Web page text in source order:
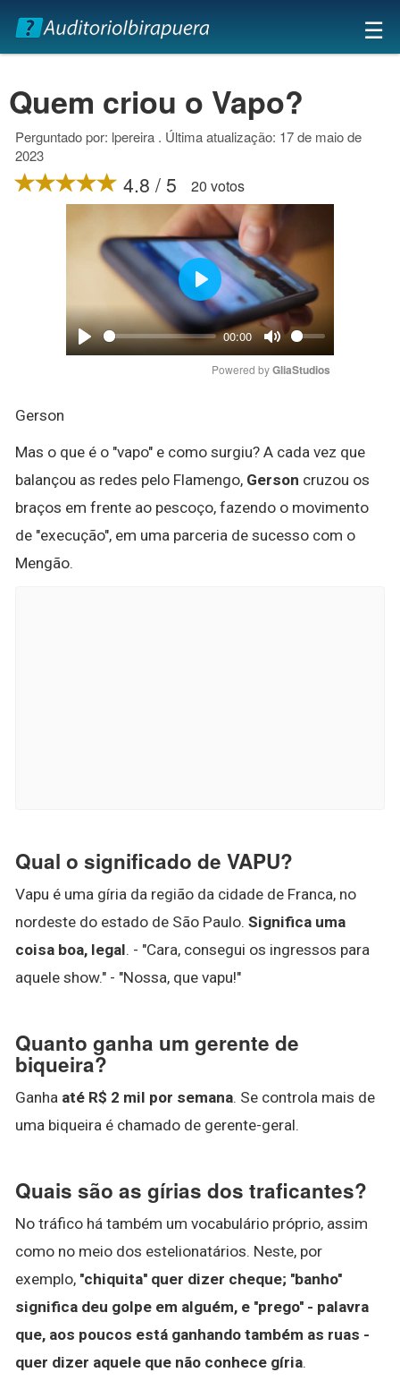
×
☰
Quem criou o Vapo?
Perguntado por: lpereira . Última atualização: 17 de maio de
2023
4.8 / 5 20 votos
Play
00:00
Mute
Play
Powered by GliaStudios
Gerson
Mas o que é o "vapo" e como surgiu? A cada vez que
balançou as redes pelo Flamengo, Gerson cruzou os
braços em frente ao pescoço, fazendo o movimento
de "execução", em uma parceria de sucesso com o
Mengão.
Qual o significado de VAPU?
Vapu é uma gíria da região da cidade de Franca, no
nordeste do estado de São Paulo. Significa uma
coisa boa, legal. - "Cara, consegui os ingressos para
aquele show." - "Nossa, que vapu!"
Quanto ganha um gerente de
biqueira?
Ganha até R$ 2 mil por semana. Se controla mais de
uma biqueira é chamado de gerente-geral.
Quais são as gírias dos traficantes?
No tráfico há também um vocabulário próprio, assim
como no meio dos estelionatários. Neste, por
exemplo, ''chiquita'' quer dizer cheque; ''banho''
significa deu golpe em alguém, e ''prego'' - palavra
que, aos poucos está ganhando também as ruas -
quer dizer aquele que não conhece gíria.